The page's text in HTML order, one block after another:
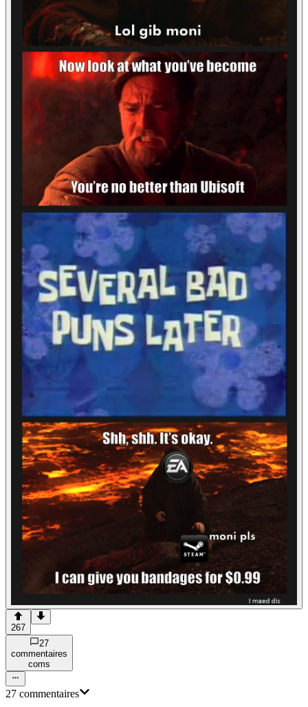
267
27
commentaires
coms
27 commentaires